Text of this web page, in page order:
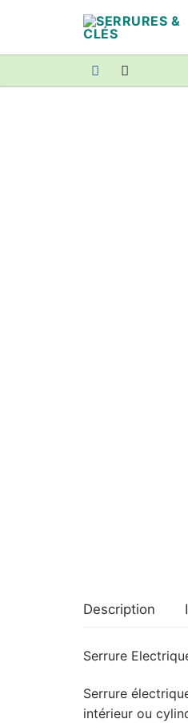
Description
Serrure
Serrure
intérieur ou